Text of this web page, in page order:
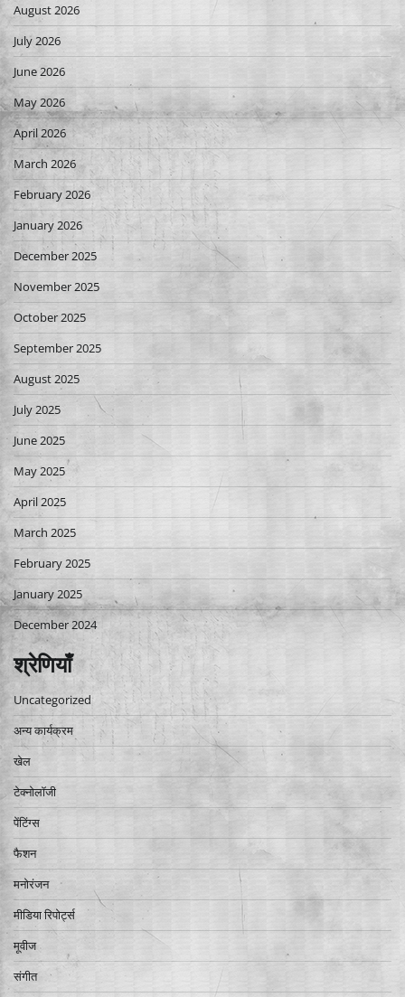
August 2026
July 2026
June 2026
May 2026
April 2026
March 2026
February 2026
January 2026
December 2025
November 2025
October 2025
September 2025
August 2025
July 2025
June 2025
May 2025
April 2025
March 2025
February 2025
January 2025
December 2024
श्रेणियाँ
Uncategorized
अन्य कार्यक्रम
खेल
टेक्नोलॉजी
पेंटिंग्स
फैशन
मनोरंजन
मीडिया रिपोर्ट्स
मूवीज
संगीत